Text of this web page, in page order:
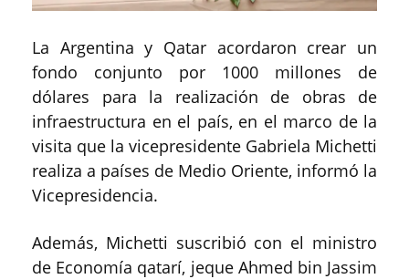
La Argentina y Qatar acordaron crear un
fondo conjunto por 1000 millones de
dólares para la realización de obras de
infraestructura en el país, en el marco de la
visita que la vicepresidente Gabriela Michetti
realiza a países de Medio Oriente, informó la
Vicepresidencia.
Además, Michetti suscribió con el ministro
de Economía qatarí, jeque Ahmed bin Jassim